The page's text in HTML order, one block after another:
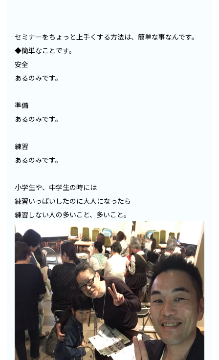
セミナーをちょっと上手くする方法は、簡単な事なんです。
◆簡単なことです。
安全
あるのみです。
準備
あるのみです。
練習
あるのみです。
小学生や、中学生の時には
練習いっぱいしたのに大人になったら
練習しない人の多いこと、多いこと。